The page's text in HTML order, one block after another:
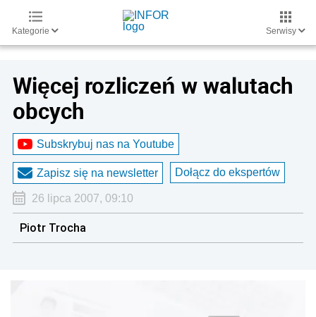
Kategorie Serwisy
Więcej rozliczeń w walutach
obcych
Subskrybuj nas na Youtube
Zapisz się na newsletter Dołącz do ekspertów
26 lipca 2007, 09:10
Piotr Trocha